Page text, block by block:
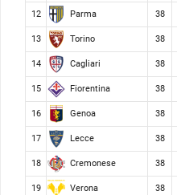
12 Parma 38
13 Torino 38
14 Cagliari 38
15 Fiorentina 38
16 Genoa 38
17 Lecce 38
18 Cremonese 38
19 Verona 38